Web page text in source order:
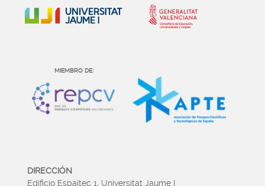
MIEMBRO DE:
DIRECCIÓN
Edificio Espaitec 1, Universitat Jaume I